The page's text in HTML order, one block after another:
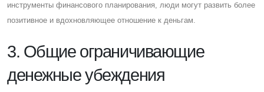
инструменты финансового планирования, люди могут развить более
позитивное и вдохновляющее отношение к деньгам.
3. Общие ограничивающие
денежные убеждения